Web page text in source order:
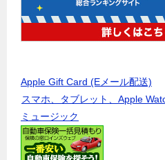
Apple Gift Card (Eメール配送)
スマホ、タブレット、Apple
ミュージック